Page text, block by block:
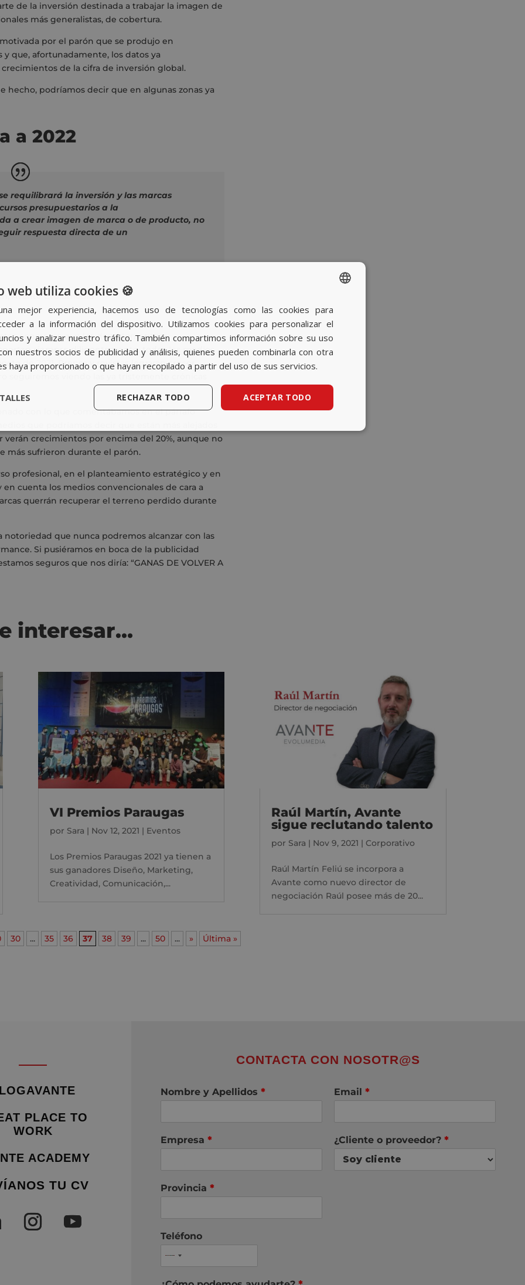
de la inversión destinada a trabajar la imagen de
más generalistas,de cobertura.
por el parón que se produjo en
y que,afortunadamente, los datos ya
de la cifra de inversión global.
hecho, podríamos decir que en algunas zonas ya
a 2022
requilibrará la inversión y las marcas
presupuestarios a la
a crear imagen de marca o de producto, no
respuesta directa de un
, Avante Evolumedia
concretos que los departamentos
siempre diligentemente, todos los medios
de 2021. Prensa y revistas lograrán crecer
seguiremos viendo las ya tristemente crónicas
con lo que comentábamos en el párrafo
que podríamos decir que están más alejados
crecimientos por encima del 20%, aunque no
más sufrieron durante el parón.
profesional, en el planteamiento estratégico y en
cuenta los medios convencionales de cara a
querrán recuperar el terreno perdido durante
que nunca podremos alcanzar con las
Si pusiéramos en boca de la publicidad
seguros que nos diría: “GANAS DE VOLVER A
interesar…
VI Premios Paraugas
por Sara | Nov 12, 2021 | Eventos
Los Premios Paraugas 2021 ya tienen a
sus ganadores Diseño, Marketing,
Creatividad, Comunicación,...
Raúl Martín, Avante
sigue reclutando talento
por Sara | Nov 9, 2021 | Corporativo
Raúl Martín Feliú se incorpora a
Avante como nuevo director de
negociación Raúl posee más de 20...
30 ... 35 36 37 38 39 ... 50 ... » Última »
PLACE TO
WORK
ACADEMY
TU CV
CONTACTA CON NOSOTR@S
Nombre y Apellidos * Email *
Empresa * ¿Cliente o proveedor? *
Provincia *
Teléfono
SPANISH
BASQUE
CATALAN
ENGLISH
web utiliza cookies 🍪
mejor experiencia, hacemos uso de tecnologías como las cookies para
a la información del dispositivo. Utilizamos cookies para personalizar el
y analizar nuestro tráfico. También compartimos información sobre su uso
nuestros socios de publicidad y análisis, quienes pueden combinarla con otra
haya proporcionado o que hayan recopilado a partir del uso de sus servicios.
ACEPTAR TODO
RECHAZAR TODO